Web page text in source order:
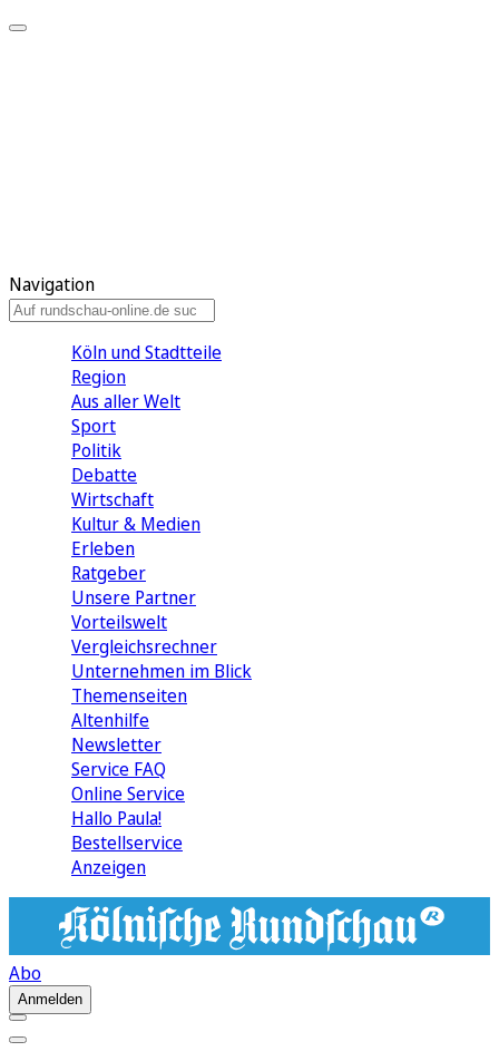
Navigation
Köln und Stadtteile
Region
Aus aller Welt
Sport
Politik
Debatte
Wirtschaft
Kultur & Medien
Erleben
Ratgeber
Unsere Partner
Vorteilswelt
Vergleichsrechner
Unternehmen im Blick
Themenseiten
Altenhilfe
Newsletter
Service FAQ
Online Service
Hallo Paula!
Bestellservice
Anzeigen
Abo
Anmelden